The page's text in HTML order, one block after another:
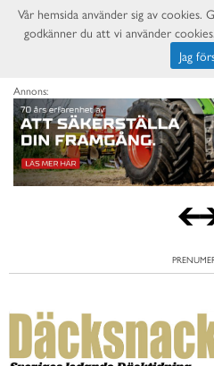
Annons:
Vår hemsida använder sig av
godkänner du att vi använder cookies.
Jag